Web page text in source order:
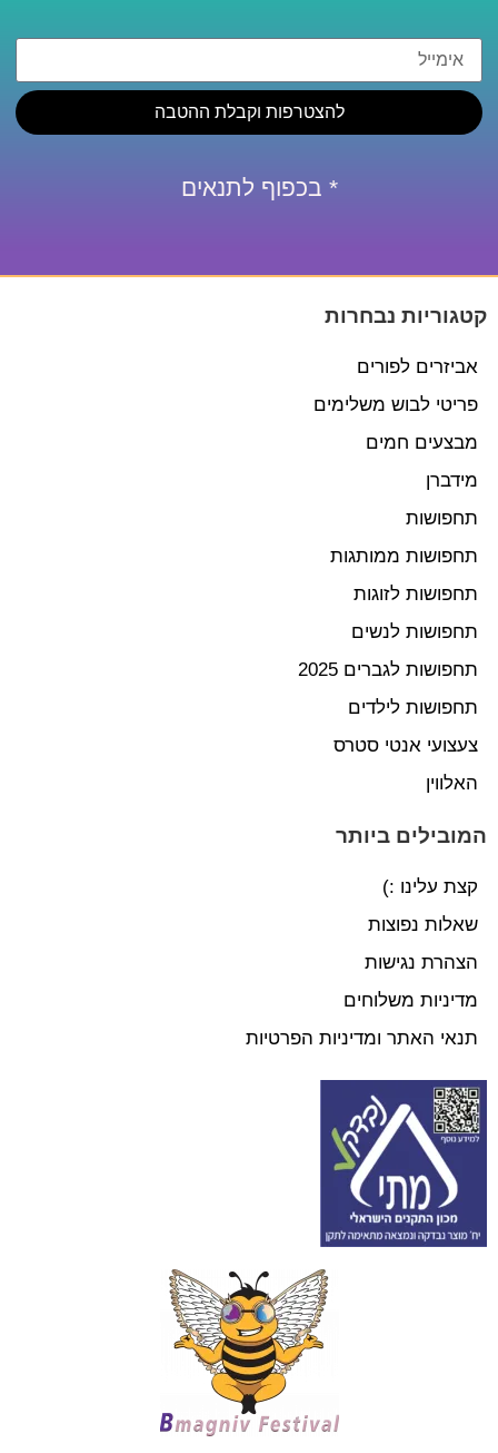
להצטרפות וקבלת ההטבה
* בכפוף לתנאים
קטגוריות נבחרות
אביזרים לפורים
פריטי לבוש משלימים
מבצעים חמים
מידברן
תחפושות
תחפושות ממותגות
תחפושות לזוגות
תחפושות לנשים
תחפושות לגברים 2025
תחפושות לילדים
צעצועי אנטי סטרס
האלווין
המובילים ביותר
קצת עלינו :)
שאלות נפוצות
הצהרת נגישות
מדיניות משלוחים
תנאי האתר ומדיניות הפרטיות